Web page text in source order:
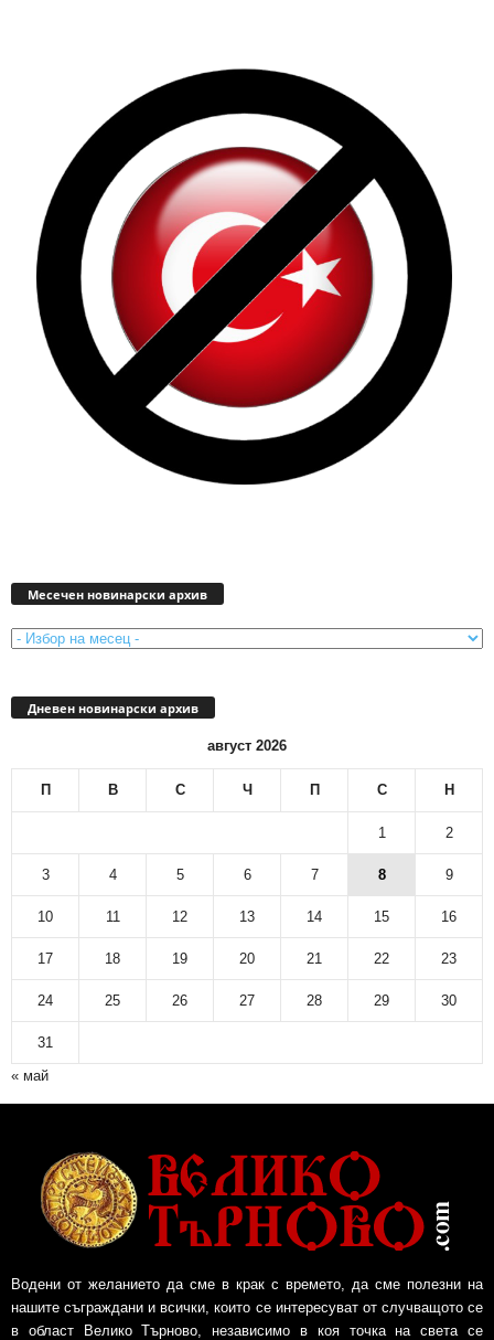
Месечен новинарски архив
Дневен новинарски архив
август 2026
П В С Ч П С Н
1 2
3 4 5 6 7 8 9
10 11 12 13 14 15 16
17 18 19 20 21 22 23
24 25 26 27 28 29 30
31
« май
Водени от желанието да сме в крак с времето, да сме полезни на
нашите съграждани и всички, които се интересуват от случващото се
в област Велико Търново, независимо в коя точка на света се